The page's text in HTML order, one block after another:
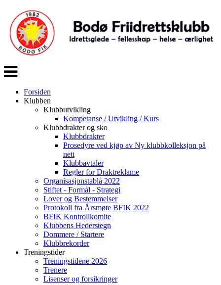
Veksle
navigasjon
Forsiden
Klubben
Klubbutvikling
Kompetanse / Utvikling / Kurs
Klubbdrakter og sko
Klubbdrakter
Prosedyre ved kjøp av Ny klubbkolleksjon på
nett
Klubbavtaler
Regler for Draktreklame
Organisasjonstablå 2022
Stiftet - Formål - Strategi
Lover og Bestemmelser
Protokoll fra Årsmøte BFIK 2022
BFIK Kontrollkomite
Klubbens Hederstegn
Dommere / Startere
Klubbrekorder
Treningstider
Treningstidene 2026
Trenere
Lisenser og forsikringer